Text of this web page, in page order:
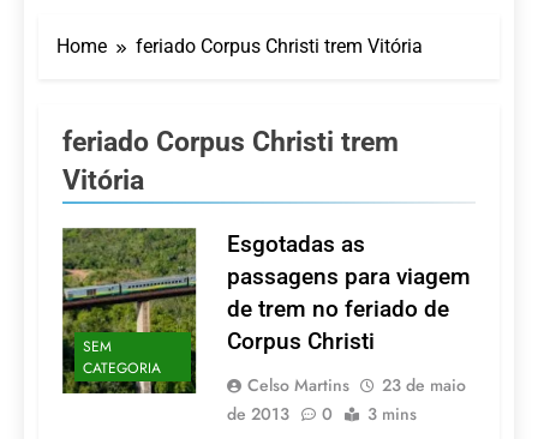
nos aeroportos da
7 De Agosto De 2026
atuação nos segmentos
de lazer e corporativo
7 De Agosto De 2026
Balanger assume
comando do Wyndham
São Paulo Ibirapuera
LATAM anuncia 42
rotas na primeira fase
de operação do
Embraer 195-E2
5 De Agosto De 2026
Azul retoma voos
diretos entre Porto
em dezembro
5 De Agosto De 2026
Home feriado Corpus Christi trem Vitória
feriado Corpus Christi trem
Vitória
SEM
CATEGORIA
Esgotadas as
passagens para viagem
de trem no feriado de
Corpus Christi
Celso Martins
23 de maio
de 2013
0 3 mins